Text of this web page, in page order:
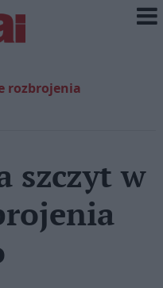
rozbrojenia
szczyt w